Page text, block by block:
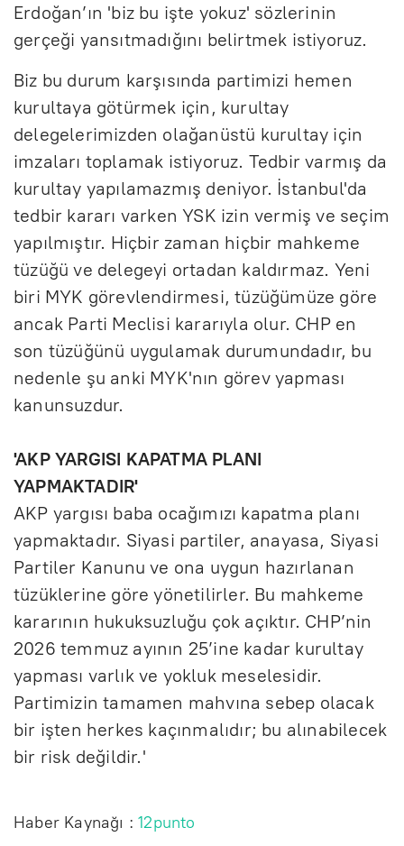
Erdoğan’ın 'biz bu işte yokuz' sözlerinin
gerçeği yansıtmadığını belirtmek istiyoruz.
Biz bu durum karşısında partimizi hemen
kurultaya götürmek için, kurultay
delegelerimizden olağanüstü kurultay için
imzaları toplamak istiyoruz. Tedbir varmış da
kurultay yapılamazmış deniyor. İstanbul'da
tedbir kararı varken YSK izin vermiş ve seçim
yapılmıştır. Hiçbir zaman hiçbir mahkeme
tüzüğü ve delegeyi ortadan kaldırmaz. Yeni
biri MYK görevlendirmesi, tüzüğümüze göre
ancak Parti Meclisi kararıyla olur. CHP en
son tüzüğünü uygulamak durumundadır, bu
nedenle şu anki MYK'nın görev yapması
kanunsuzdur.
'AKP YARGISI KAPATMA PLANI
YAPMAKTADIR'
AKP yargısı baba ocağımızı kapatma planı
yapmaktadır. Siyasi partiler, anayasa, Siyasi
Partiler Kanunu ve ona uygun hazırlanan
tüzüklerine göre yönetilirler. Bu mahkeme
kararının hukuksuzluğu çok açıktır. CHP’nin
2026 temmuz ayının 25’ine kadar kurultay
yapması varlık ve yokluk meselesidir.
Partimizin tamamen mahvına sebep olacak
bir işten herkes kaçınmalıdır; bu alınabilecek
bir risk değildir.'
Haber Kaynağı :12punto